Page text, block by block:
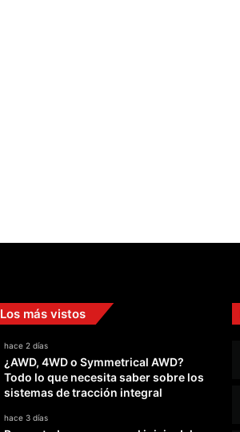
Los más vistos
hace 2 días
¿AWD, 4WD o Symmetrical AWD?
Todo lo que necesita saber sobre los
sistemas de tracción integral
hace 3 días